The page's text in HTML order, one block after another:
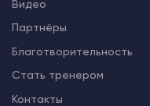
Видео
Партнёры
Благотворительность
Стать тренером
Контакты